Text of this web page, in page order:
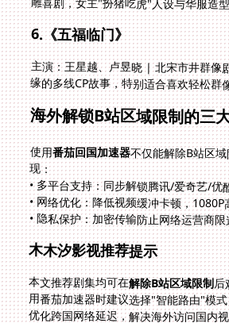
6.《五福临门》
主演：王星越、卢昱晓 | 北宋市井群像
缘的多线CP故事，特别适合喜欢轻松群
海外解锁B站区域限制的三
使用番茄回国加速器不仅能解除B站区
现：
• 多平台支持：同步解锁腾讯/爱奇艺/优
• 网络优化：降低视频缓冲卡顿，
• 隐私保护：加密传输防止网络运营商限
木木汐影视推荐提示
本文推荐剧集均可在解除B站区域限制后
用番茄
优化跨